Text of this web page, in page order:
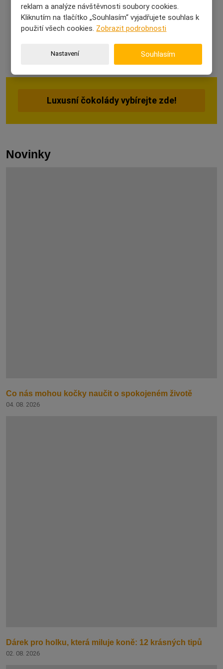
Bolci Garden 130 g
Více zde ►
Violet Pastel - mix
pralinek s dárkovou
taškou 130 g
Více zde ►
Luxusní čokolády vybírejte zde!
Novinky
Co nás mohou kočky naučit o spokojeném životě
04. 08. 2026
Dárek pro holku, která miluje koně: 12 krásných tipů
02. 08. 2026
reklam a analýze návštěvnosti soubory cookies.
Kliknutím na tlačítko „Souhlasím“ vyjadřujete souhlas k
použití všech cookies. Zobrazit podrobnosti
Nastavení Souhlasím